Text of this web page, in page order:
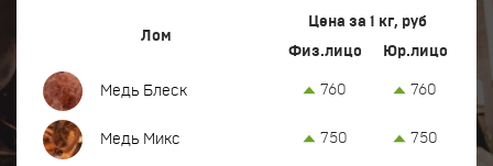
Закупка оргтехники и оборудования
Контакты
Лом
Цена за 1 кг, руб
Физ.лицо
Юр.лицо
Медь Блеск 760 760
Медь Микс 750 750